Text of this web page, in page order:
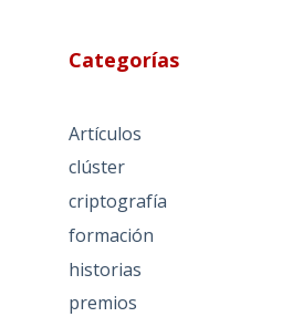
Categorías
Artículos
clúster
criptografía
formación
historias
premios